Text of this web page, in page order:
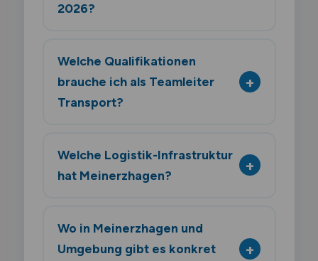
2026?
Welche Qualifikationen
brauche ich als Teamleiter
Transport?
Welche Logistik-Infrastruktur
hat Meinerzhagen?
Wo in Meinerzhagen und
Umgebung gibt es konkret